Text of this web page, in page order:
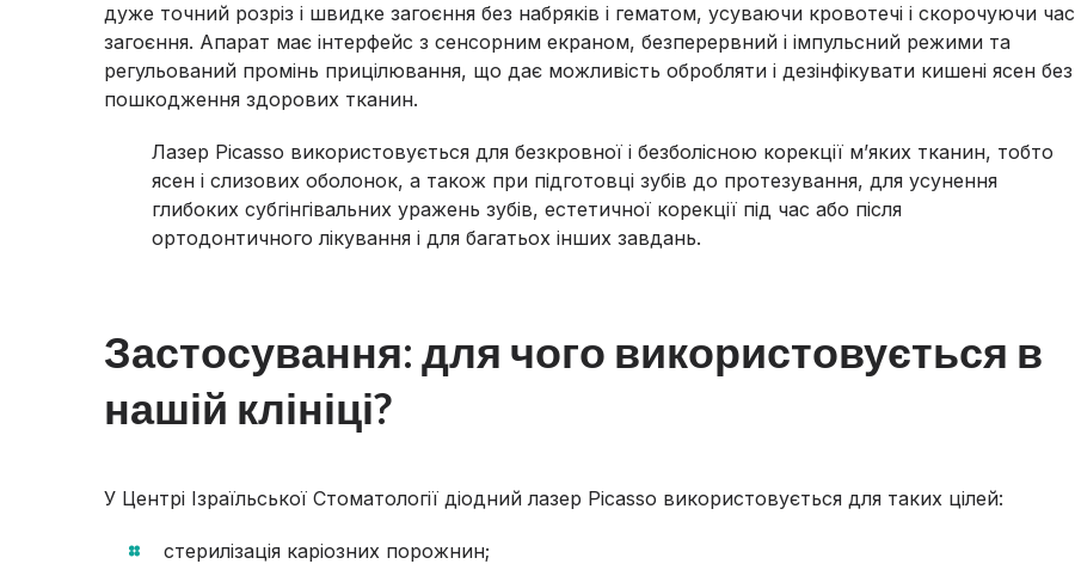
дуже точний розріз і швидке загоєння без набряків і гематом, усуваючи кровотечі і скорочуючи час
загоєння. Апарат має інтерфейс з сенсорним екраном, безперервний і імпульсний режими та
регульований промінь прицілювання, що дає можливість обробляти і дезінфікувати кишені ясен без
пошкодження здорових тканин.
Лазер Picasso використовується для безкровної і безболісною корекції м’яких тканин, тобто
ясен і слизових оболонок, а також при підготовці зубів до протезування, для усунення
глибоких субгінгівальних уражень зубів, естетичної корекції під час або після
ортодонтичного лікування і для багатьох інших завдань.
Застосування: для чого використовується в
нашій клініці?
У Центрі Ізраїльської Стоматології діодний лазер Picasso використовується для таких цілей:
стерилізація каріозних порожнин;